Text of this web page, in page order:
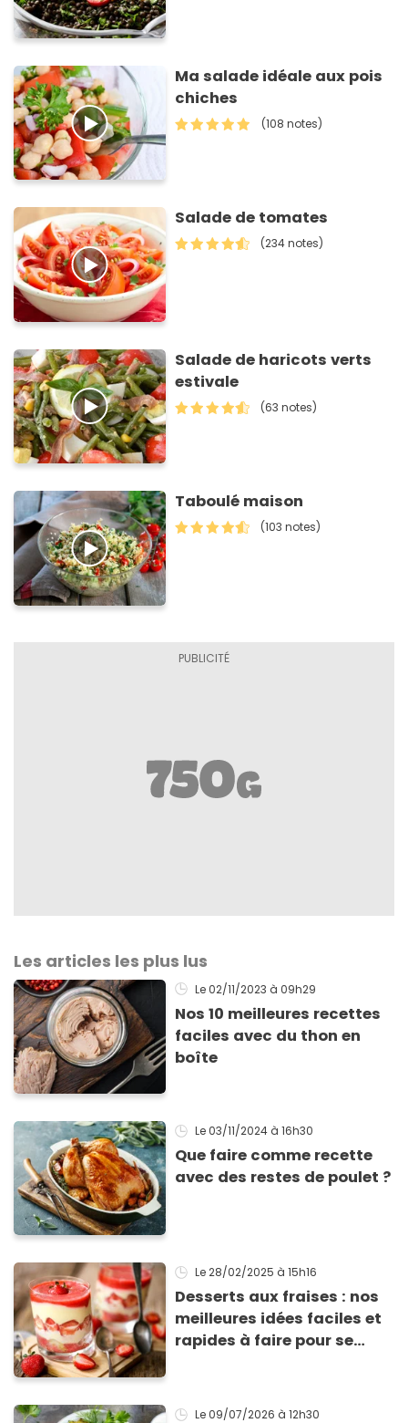
Ma salade idéale aux pois
chiches
(108 notes)
Salade de tomates
(234 notes)
Salade de haricots verts
estivale
(63 notes)
Taboulé maison
(103 notes)
Les articles les plus lus
Le 02/11/2023 à 09h29
Nos 10 meilleures recettes
faciles avec du thon en
boîte
Le 03/11/2024 à 16h30
Que faire comme recette
avec des restes de poulet ?
Le 28/02/2025 à 15h16
Desserts aux fraises : nos
meilleures idées faciles et
rapides à faire pour se
Le 09/07/2026 à 12h30